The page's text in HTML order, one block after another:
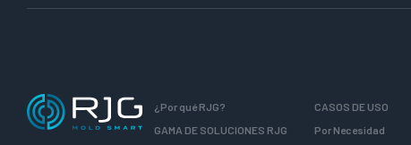
¿Por qué RJG?
GAMA DE SOLUCIONES RJG
CASOS DE USO
Por Necesidad